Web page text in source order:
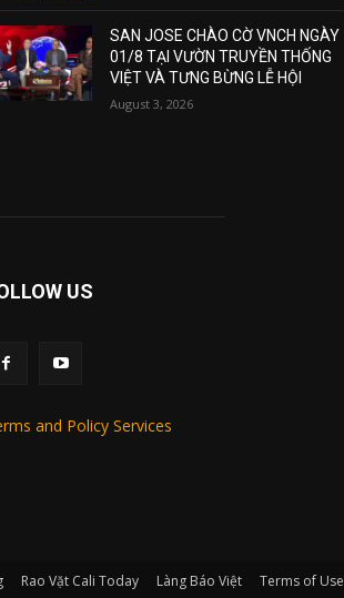
SAN JOSE CHÀO CỜ VNCH NGÀY
01/8 TẠI VƯỜN TRUYỀN THỐNG
VIỆT VÀ TƯNG BỪNG LỄ HỘI
August 3, 2026
US
and Policy Services
Rao Vặt Cali Today Làng Báo Việt Terms of Use